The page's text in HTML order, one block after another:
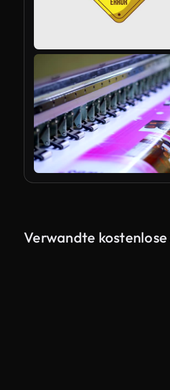
Verwandte